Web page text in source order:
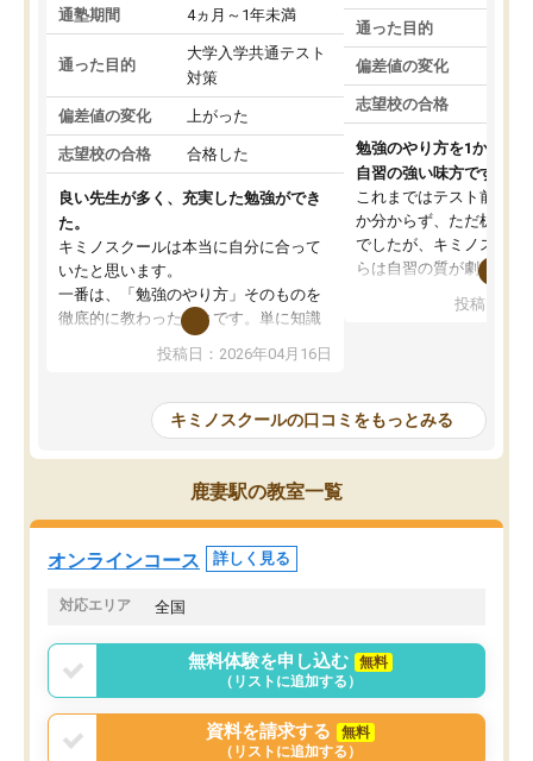
通塾期間 4ヵ月～1年未満
通った目的
大学入学共通テスト
対策
偏差値の変化 上がった
志望校の合格 合格した
良い先生が多く、充実した勉強ができ
た。
キミノスクールは本当に自分に合って
いたと思います。
一番は、「勉強のやり方」そのものを
徹底的に教わったことです。単に知識
を詰め込むのではなく、自学自習の習
慣が身につくよう並走してくれるの
はなくなりました。
講師の方との距離も近く、親身なコー
チングのおかげで、停滞期もモチベー
ションを維持できました。「やらされ
る勉強」から「目標のための勉強」へ
意識が変わったことが、目標校への合
投稿日：2026年04月16日
通った目的
偏差値の変化
志望校の合格
勉強のやり方を1から教
自習の強い味方です。
これまではテスト前に何
か分からず、ただ机に座
でしたが、キミノスクー
らは自習の質が劇的に変
を明確にしてくれるの
の仕方をコーチングして
ルなので、家での学習習
身につきました。結果と
た。自分から学ぶ姿勢を
投稿日：
キミノスクールの口コミをもっとみる
鹿妻駅の教室一覧
オンラインコース 詳しく見る
対応エリア 全国
無料体験を申し込む
無料
（リストに追加する）
資料を請求する
無料
（リストに追加する）